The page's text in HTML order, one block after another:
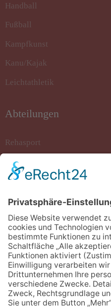
Handball
Fußball
Kampfkunst
Kanu/Kajak
Leichtathletik
Abteilungen
Rehasport
Rollstuhlbasketball
Sportkegeln
Stockschiessen
Tanzsport
Turnen/Fitness/Gymnastik
Volleyball
Kontakt